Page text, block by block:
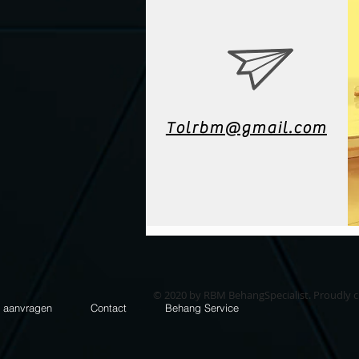
Tolrbm@gmail.com
© 2020 by RBM BehangSpecialist. Proudly
aanvragen Contact Behang Service